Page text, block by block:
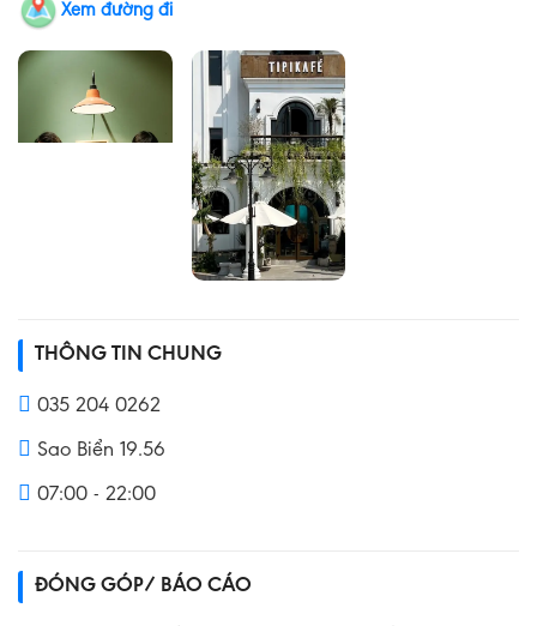
Xem đường đi
THÔNG TIN CHUNG
035 204 0262
Sao Biển 19.56
07:00 - 22:00
ĐÓNG GÓP/ BÁO CÁO